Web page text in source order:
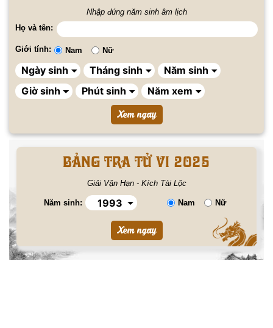
Nhập đúng năm sinh âm lịch
Họ và tên:
Giới tính: Nam Nữ
BẢNG TRA TỬ VI 2025
Giải Vận Hạn - Kích Tài Lộc
Năm sinh: Nam Nữ